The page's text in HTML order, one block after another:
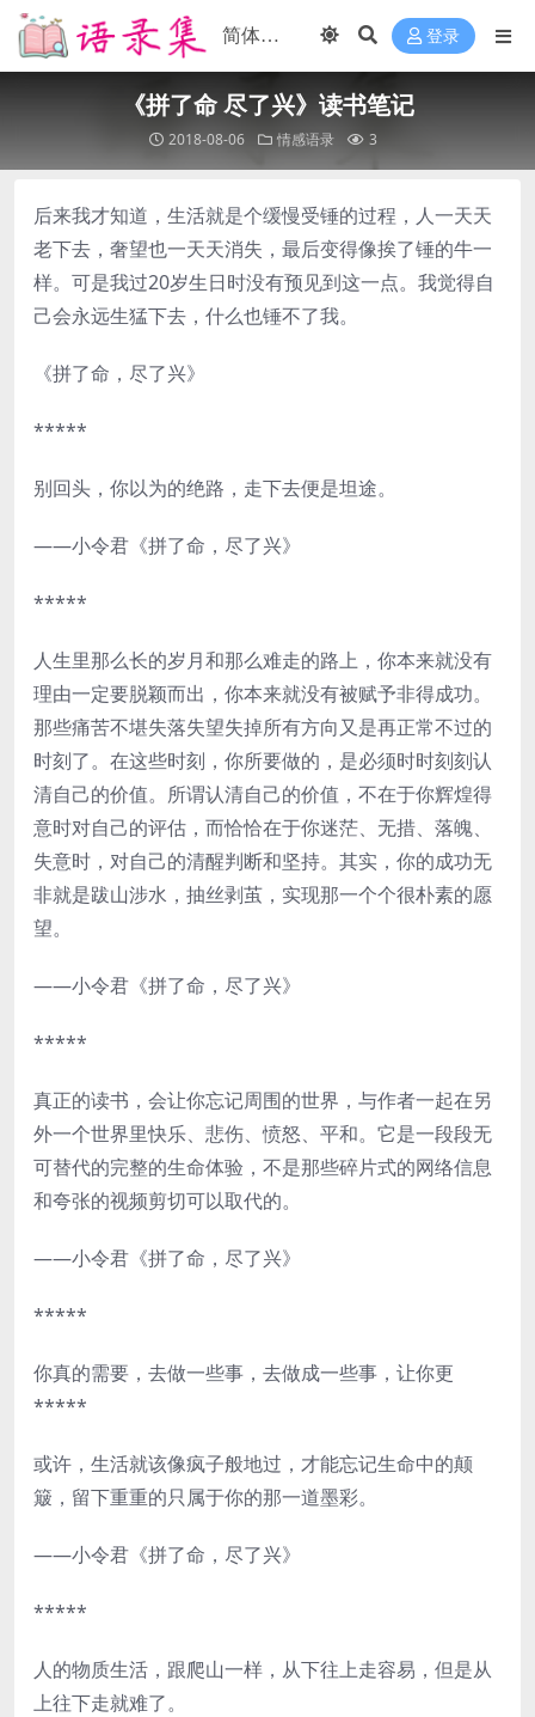
登录
《拼了命 尽了兴》读书笔记
2018-08-06 情感语录 3
后来我才知道，生活就是个缓慢受锤的过程，人一天天
老下去，奢望也一天天消失，最后变得像挨了锤的牛一
样。可是我过20岁生日时没有预见到这一点。我觉得自
己会永远生猛下去，什么也锤不了我。
《拼了命，尽了兴》
*****
别回头，你以为的绝路，走下去便是坦途。
——小令君《拼了命，尽了兴》
*****
人生里那么长的岁月和那么难走的路上，你本来就没有
理由一定要脱颖而出，你本来就没有被赋予非得成功。
那些痛苦不堪失落失望失掉所有方向又是再正常不过的
时刻了。在这些时刻，你所要做的，是必须时时刻刻认
清自己的价值。所谓认清自己的价值，不在于你辉煌得
意时对自己的评估，而恰恰在于你迷茫、无措、落魄、
失意时，对自己的清醒判断和坚持。其实，你的成功无
非就是跋山涉水，抽丝剥茧，实现那一个个很朴素的愿
望。
——小令君《拼了命，尽了兴》
*****
真正的读书，会让你忘记周围的世界，与作者一起在另
外一个世界里快乐、悲伤、愤怒、平和。它是一段段无
可替代的完整的生命体验，不是那些碎片式的网络信息
和夸张的视频剪切可以取代的。
——小令君《拼了命，尽了兴》
*****
你真的需要，去做一些事，去做成一些事，让你更
*****
或许，生活就该像疯子般地过，才能忘记生命中的颠
簸，留下重重的只属于你的那一道墨彩。
——小令君《拼了命，尽了兴》
*****
人的物质生活，跟爬山一样，从下往上走容易，但是从
上往下走就难了。